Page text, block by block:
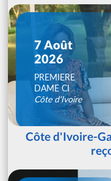
7 Août
2026
PREMIERE
DAME CI
Côte d'Ivoire
Côte d'Ivoire-